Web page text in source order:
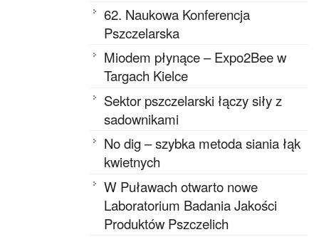
62. Naukowa Konferencja
Pszczelarska
Miodem płynące – Expo2Bee w
Targach Kielce
Sektor pszczelarski łączy siły z
sadownikami
No dig – szybka metoda siania łąk
kwietnych
W Puławach otwarto nowe
Laboratorium Badania Jakości
Produktów Pszczelich